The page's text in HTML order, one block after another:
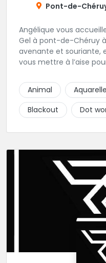
Pont-de-
Angélique vous
Gel à pont-de-Chéruy à l'Est
avenante et souriante,
vous mettre à l’aise
tatouages allant des
réalisme.
Animal Aquarelle
Blackout
Dot